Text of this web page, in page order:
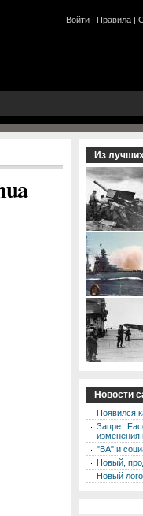
Войти | Правила |
Из
Новости
Появился
Запрет
изменения
"ВА" и
Новый,
Новый